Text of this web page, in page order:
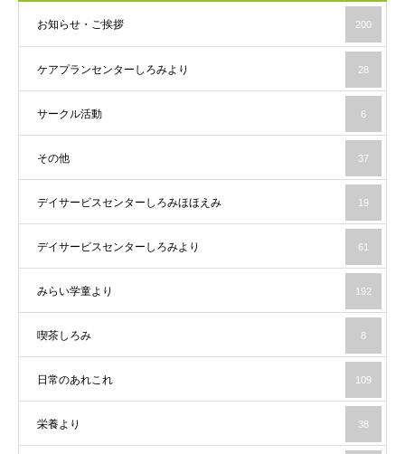
お知らせ・ご挨拶 200
ケアプランセンターしろみより 28
サークル活動 6
その他 37
デイサービスセンターしろみほほえみ 19
デイサービスセンターしろみより 61
みらい学童より 192
喫茶しろみ 8
日常のあれこれ 109
栄養より 38